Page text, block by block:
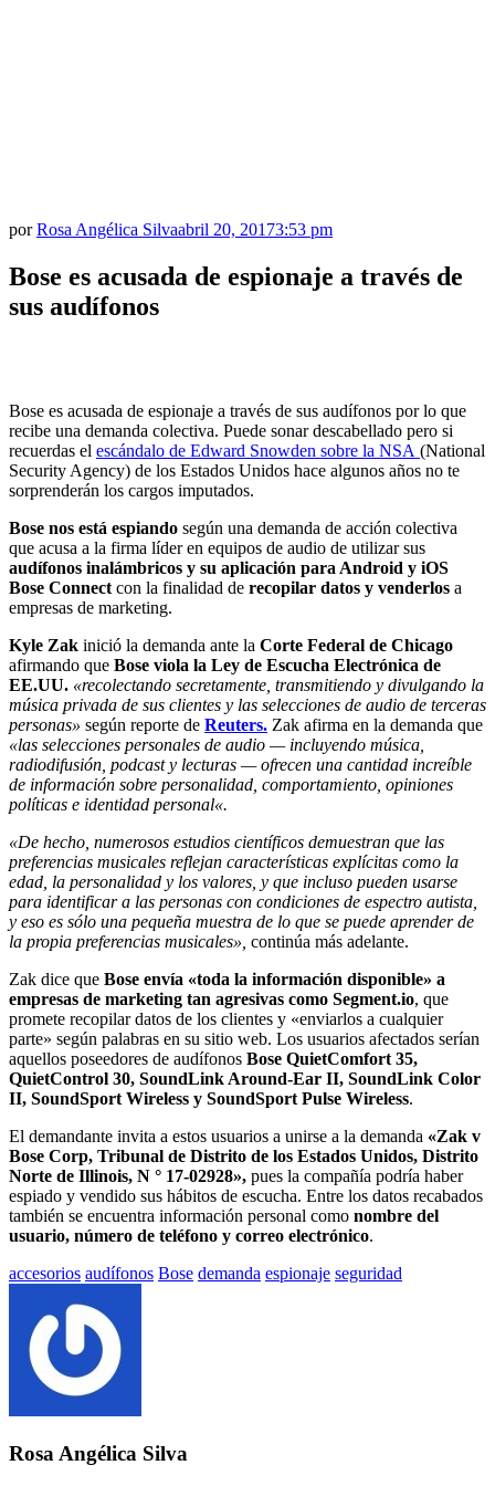
porRosa Angélica Silvaabril 20, 20173:53 pm
Bose es acusada de espionaje a través de
sus audífonos
Bose es acusada de espionaje a través de sus audífonos por lo que
recibe una demanda colectiva. Puede sonar descabellado pero si
recuerdas el escándalo de Edward Snowden sobre la NSA (National
Security Agency) de los Estados Unidos hace algunos años no te
sorprenderán los cargos imputados.
Bose nos está espiando según una demanda de acción colectiva
que acusa a la firma líder en equipos de audio de utilizar sus
audífonos inalámbricos y su aplicación para Android y iOS
Bose Connect con la finalidad de recopilar datos y venderlos a
empresas de marketing.
Kyle Zak inició la demanda ante la Corte Federal de Chicago
afirmando que Bose viola la Ley de Escucha Electrónica de
EE.UU. «recolectando secretamente, transmitiendo y divulgando la
música privada de sus clientes y las selecciones de audio de terceras
personas» según reporte de Reuters. Zak afirma en la demanda que
«las selecciones personales de audio — incluyendo música,
radiodifusión, podcast y lecturas — ofrecen una cantidad increíble
de información sobre personalidad, comportamiento, opiniones
políticas e identidad personal«.
«De hecho, numerosos estudios científicos demuestran que las
preferencias musicales reflejan características explícitas como la
edad, la personalidad y los valores, y que incluso pueden usarse
para identificar a las personas con condiciones de espectro autista,
y eso es sólo una pequeña muestra de lo que se puede aprender de
la propia preferencias musicales», continúa más adelante.
Zak dice que Bose envía «toda la información disponible» a
empresas de marketing tan agresivas como Segment.io, que
promete recopilar datos de los clientes y «enviarlos a cualquier
parte» según palabras en su sitio web. Los usuarios afectados serían
aquellos poseedores de audífonos Bose QuietComfort 35,
QuietControl 30, SoundLink Around-Ear II, SoundLink Color
II, SoundSport Wireless y SoundSport Pulse Wireless.
El demandante invita a estos usuarios a unirse a la demanda «Zak v
Bose Corp, Tribunal de Distrito de los Estados Unidos, Distrito
Norte de Illinois, N ° 17-02928», pues la compañía podría haber
espiado y vendido sus hábitos de escucha. Entre los datos recabados
también se encuentra información personal como nombre del
usuario, número de teléfono y correo electrónico.
Etiquetado
accesorios audífonos Bose demanda espionaje seguridad
Rosa Angélica Silva